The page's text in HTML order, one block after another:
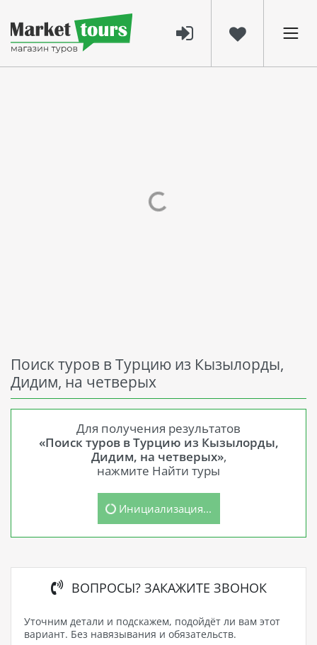
Поиск туров в Турцию из Кызылорды,
Дидим, на четверых
Для получения результатов
«Поиск туров в Турцию из Кызылорды,
Дидим, на четверых»,
нажмите Найти туры
Инициализация...
ВОПРОСЫ? ЗАКАЖИТЕ ЗВОНОК
Уточним детали и подскажем, подойдёт ли вам этот
вариант. Без навязывания и обязательств.